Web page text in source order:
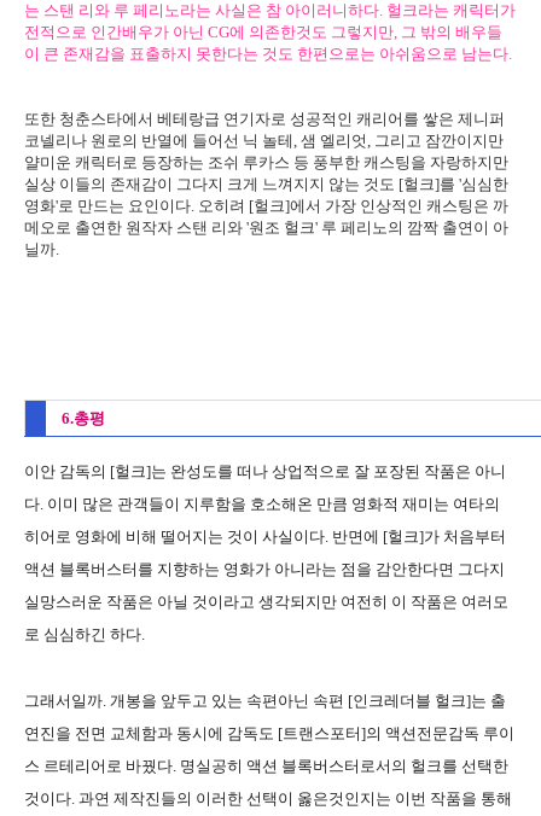
는 스탠 리와 루 페리노라는 사실은 참 아이러니하다. 헐크라는 캐릭터가
전적으로 인간배우가 아닌 CG에 의존한것도 그렇지만, 그 밖의 배우들
이 큰 존재감을 표출하지 못한다는 것도 한편으로는 아쉬움으로 남는다.
또한 청춘스타에서 베테랑급 연기자로 성공적인 캐리어를 쌓은 제니퍼
코넬리나 원로의 반열에 들어선 닉 놀테, 샘 엘리엇, 그리고 잠깐이지만
얄미운 캐릭터로 등장하는 조쉬 루카스 등 풍부한 캐스팅을 자랑하지만
실상 이들의 존재감이 그다지 크게 느껴지지 않는 것도 [헐크]를 '심심한
영화'로 만드는 요인이다. 오히려 [헐크]에서 가장 인상적인 캐스팅은 까
메오로 출연한 원작자 스탠 리와 '원조 헐크' 루 페리노의 깜짝 출연이 아
닐까.
6.총평
이안 감독의 [헐크]는 완성도를 떠나 상업적으로 잘 포장된 작품은 아니
다. 이미 많은 관객들이 지루함을 호소해온 만큼 영화적 재미는 여타의
히어로 영화에 비해 떨어지는 것이 사실이다. 반면에 [헐크]가 처음부터
액션 블록버스터를 지향하는 영화가 아니라는 점을 감안한다면 그다지
실망스러운 작품은 아닐 것이라고 생각되지만 여전히 이 작품은 여러모
로 심심하긴 하다.
그래서일까. 개봉을 앞두고 있는 속편아닌 속편 [인크레더블 헐크]는 출
연진을 전면 교체함과 동시에 감독도 [트랜스포터]의 액션전문감독 루이
스 르테리어로 바꿨다. 명실공히 액션 블록버스터로서의 헐크를 선택한
것이다. 과연 제작진들의 이러한 선택이 옳은것인지는 이번 작품을 통해